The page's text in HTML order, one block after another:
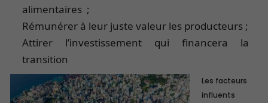
alimentaires ;
Rémunérer à leur juste valeur les producteurs ;
Attirer l’investissement qui financera la
transition
Les facteurs
influents